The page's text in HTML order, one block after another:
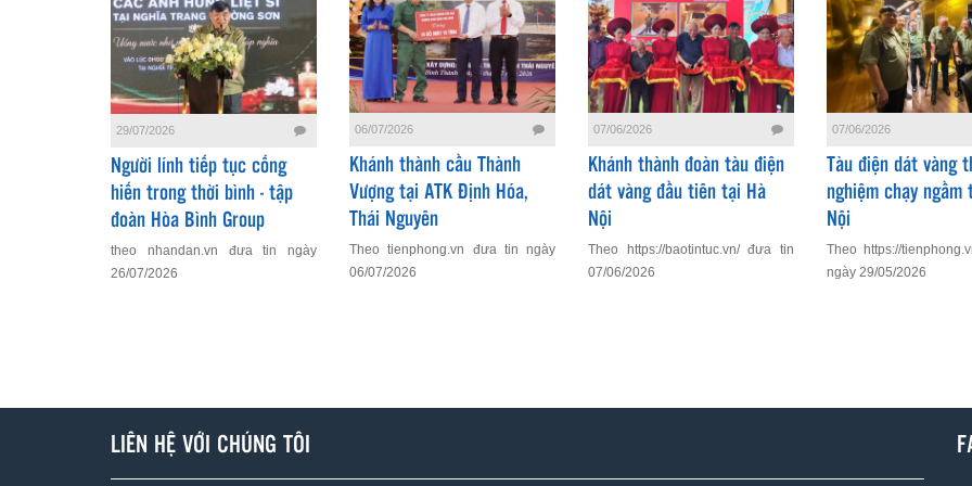
29/07/2026
Người lính tiếp tục cống
hiến trong thời bình - tập
đoàn Hòa Bình Group
theo nhandan.vn đưa tin ngày
26/07/2026
06/07/2026
Khánh thành cầu Thành
Vượng tại ATK Định Hóa,
Thái Nguyên
Theo tienphong.vn đưa tin ngày
06/07/2026
07/06/2026
Khánh thành đoàn tàu điện
dát vàng đầu tiên tại Hà
Nội
Theo https://baotintuc.vn/ đưa tin
07/06/2026
07/06/2026
Tàu điện dát vàng
nghiệm chạy ngầm
Nội
Theo https://
ngày 29/05/2026
LIÊN HỆ VỚI CHÚNG TÔI